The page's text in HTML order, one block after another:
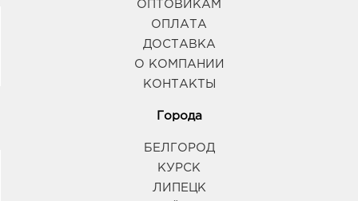
ОПТОВИКАМ
ОПЛАТА
ДОСТАВКА
О КОМПАНИИ
КОНТАКТЫ
Города
БЕЛГОРОД
КУРСК
ЛИПЕЦК